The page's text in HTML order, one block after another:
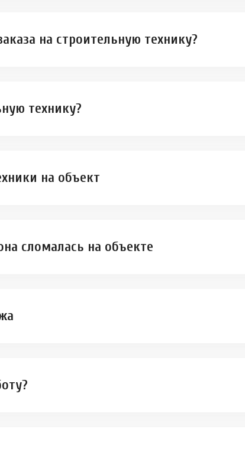
на строительную технику?
технику?
на объект
сломалась на объекте